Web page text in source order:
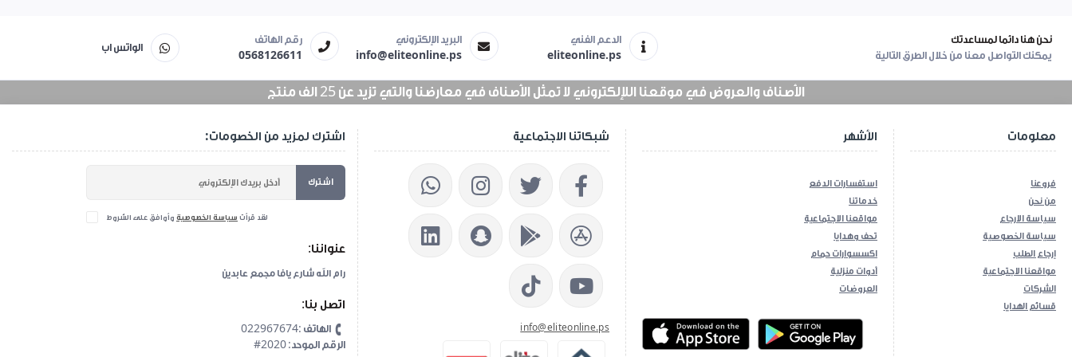
نحن هنا دائما لمساعدتك
يمكنك التواصل معنا من خلال الطرق التالية
الدعم الفني
eliteonline.ps
البريد الإلكتروني
info@eliteonline.ps
رقم الهاتف
0568126611
الواتس اب
الأصناف والعروض في موقعنا اللإلكتروني لا تمثل الأصناف في معارضنا والتي تزيد عن 25 الف منتج
اشترك لمزيد من الخصومات:
اشترك
لقد قرأت سياسة الخصوصية وأوافق على الشروط
عنواننا:
رام الله شارع يافا مجمع عابدين
اتصل بنا:
الهاتف :022967674
#2020 :الرقم الموحد
شبكاتنا الاجتماعية
info@eliteonline.ps
الأشهر
استفسارات الدفع
خدماتنا
مواقعنا الاجتماعية
تحف وهدايا
اكسسوارات حمام
أدوات منزلية
العروضات
ios App Android App
معلومات
فروعنا
من نحن
سياسة الارجاع
سياسة الخصوصية
إرجاع الطلب
مواقعنا الاجتماعية
الشركات
قسائم الهدايا